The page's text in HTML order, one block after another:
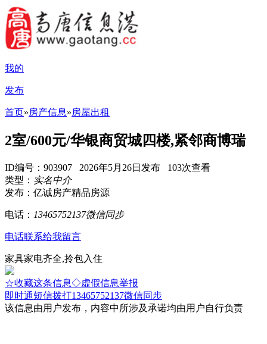
我的
发布
首页»房产信息»房屋出租
2室/600元/华银商贸城四楼,紧邻商博瑞
ID编号：903907 2026年5月26日发布 103次查看
类型： 实名中介
发布：亿诚房产精品房源
电话： 13465752137微信同步
电话联系给我留言
家具家电齐全,拎包入住
☆收藏这条信息◇虚假信息举报
即时通短信拨打13465752137微信同步
该信息由用户发布，内容中所涉及承诺均由用户自行负责